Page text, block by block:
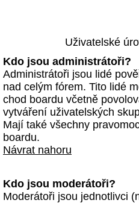
Uživatelské
Kdo jsou administrátoři?
Administrátoři jsou lidé
nad celým fórem. Tito lidé
chod boardu včetně
vytváření uživatelských
Mají také všechny
boardu.
Návrat nahoru
Kdo jsou moderátoři?
Moderátoři jsou jednotlivci